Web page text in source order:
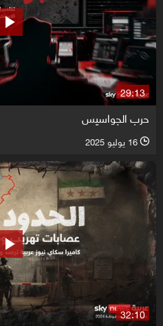
29:13
حرب الجواسيس
l 16 يوليو 2025
32:10